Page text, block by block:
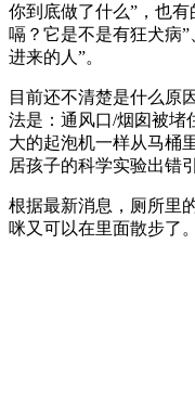
你到底做了什么”，也
嗝？它是不是有狂犬病
进来的人”。
目前还不清楚是什么原
法是：通风口/烟囱被堵
大的起泡机一样从马桶
居孩子的科学实验出错
根据最新消息，厕所里
咪又可以在里面散步了。